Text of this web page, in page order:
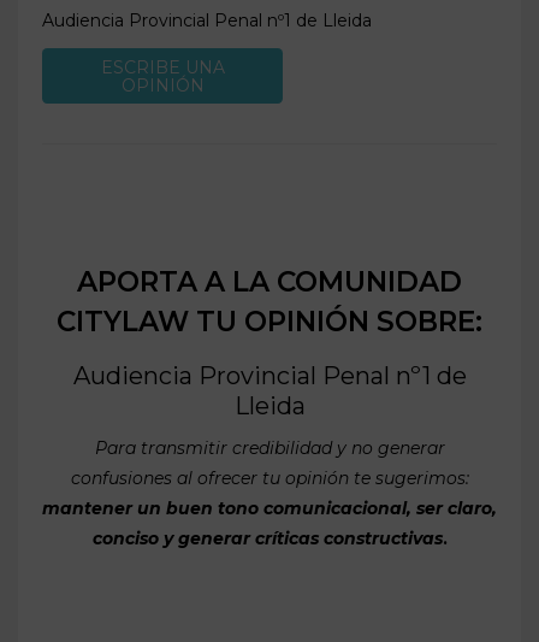
Audiencia Provincial Penal nº1 de Lleida
ESCRIBE UNA
OPINIÓN
APORTA A LA COMUNIDAD
CITYLAW TU OPINIÓN SOBRE:
Audiencia Provincial Penal nº1 de
Lleida
Para transmitir credibilidad y no generar
confusiones al ofrecer tu opinión te sugerimos:
mantener un buen tono comunicacional, ser claro,
conciso y generar críticas constructivas.